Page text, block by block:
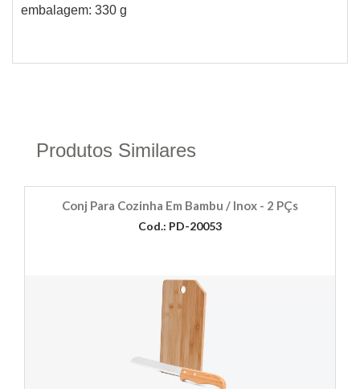
embalagem: 330 g
Produtos Similares
Conj Para Cozinha Em Bambu / Inox - 2 PÇs
Cod.: PD-20053